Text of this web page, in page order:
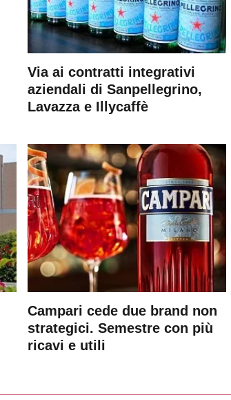
Via ai contratti integrativi
aziendali di Sanpellegrino,
Lavazza e Illycaffè
Campari cede due brand non
strategici. Semestre con più
ricavi e utili